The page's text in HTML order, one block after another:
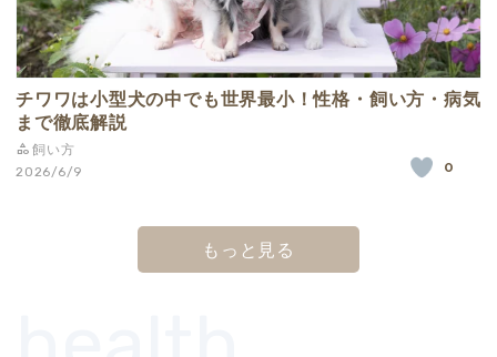
チワワは小型犬の中でも世界最小！性格・飼い方・病気
まで徹底解説
飼い方
2026/6/9 0
もっと見る